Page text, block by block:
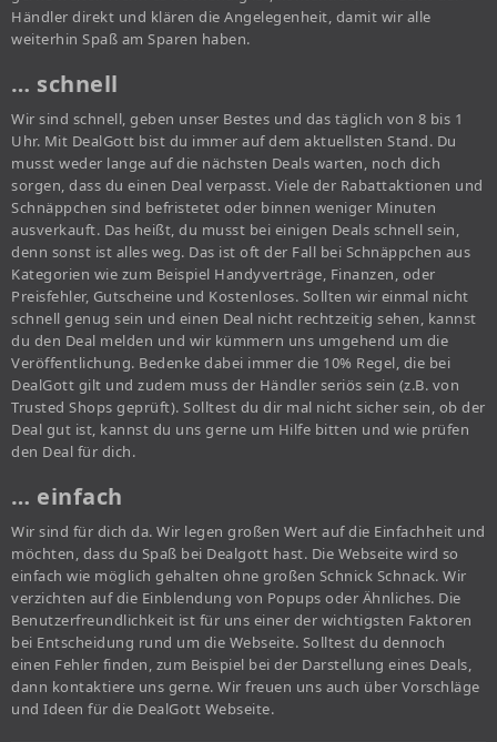
Händler direkt und klären die Angelegenheit, damit wir alle
weiterhin Spaß am Sparen haben.
… schnell
Wir sind schnell, geben unser Bestes und das täglich von 8 bis 1
Uhr. Mit DealGott bist du immer auf dem aktuellsten Stand. Du
musst weder lange auf die nächsten Deals warten, noch dich
sorgen, dass du einen Deal verpasst. Viele der Rabattaktionen und
Schnäppchen sind befristetet oder binnen weniger Minuten
ausverkauft. Das heißt, du musst bei einigen Deals schnell sein,
denn sonst ist alles weg. Das ist oft der Fall bei Schnäppchen aus
Kategorien wie zum Beispiel Handyverträge, Finanzen, oder
Preisfehler, Gutscheine und Kostenloses. Sollten wir einmal nicht
schnell genug sein und einen Deal nicht rechtzeitig sehen, kannst
du den Deal melden und wir kümmern uns umgehend um die
Veröffentlichung. Bedenke dabei immer die 10% Regel, die bei
DealGott gilt und zudem muss der Händler seriös sein (z.B. von
Trusted Shops geprüft). Solltest du dir mal nicht sicher sein, ob der
Deal gut ist, kannst du uns gerne um Hilfe bitten und wie prüfen
den Deal für dich.
… einfach
Wir sind für dich da. Wir legen großen Wert auf die Einfachheit und
möchten, dass du Spaß bei Dealgott hast. Die Webseite wird so
einfach wie möglich gehalten ohne großen Schnick Schnack. Wir
verzichten auf die Einblendung von Popups oder Ähnliches. Die
Benutzerfreundlichkeit ist für uns einer der wichtigsten Faktoren
bei Entscheidung rund um die Webseite. Solltest du dennoch
einen Fehler finden, zum Beispiel bei der Darstellung eines Deals,
dann kontaktiere uns gerne. Wir freuen uns auch über Vorschläge
und Ideen für die DealGott Webseite.